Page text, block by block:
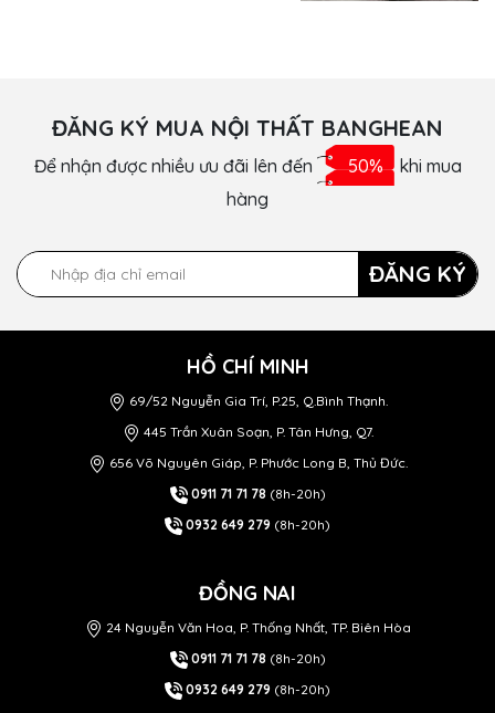
ĐĂNG KÝ MUA NỘI THẤT BANGHEAN
Để nhận được nhiều ưu đãi lên đến 50% khi mua
hàng
ĐĂNG KÝ
HỒ CHÍ MINH
69/52 Nguyễn Gia Trí, P.25, Q.Bình Thạnh.
445 Trần Xuân Soạn, P. Tân Hưng, Q7.
656 Võ Nguyên Giáp, P. Phước Long B, Thủ Đức.
0911 71 71 78 (8h-20h)
0932 649 279 (8h-20h)
ĐỒNG NAI
24 Nguyễn Văn Hoa, P. Thống Nhất, TP. Biên Hòa
0911 71 71 78 (8h-20h)
0932 649 279 (8h-20h)